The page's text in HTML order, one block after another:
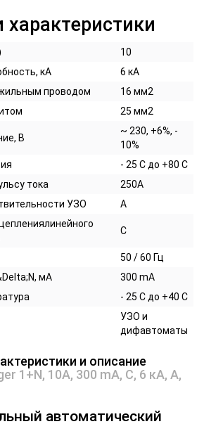
10
кА
6 кА
проводом
16 мм2
25 мм2
В
~ 230, +6%, -
10%
- 25 С до +80 С
тока
250А
УЗО
А
С
50 / 60 Гц
мА
300 mA
- 25 С до +40 С
УЗО и
дифавтоматы
и описание
1+N, 10A, 300 mA, С, 6 кА, A,
автоматический